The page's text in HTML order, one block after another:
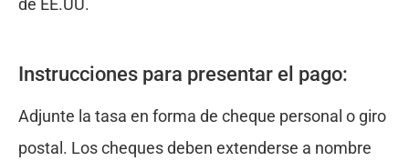
de EE.UU.
Instrucciones para presentar el pago:
Adjunte la tasa en forma de cheque personal o giro
postal. Los cheques deben extenderse a nombre